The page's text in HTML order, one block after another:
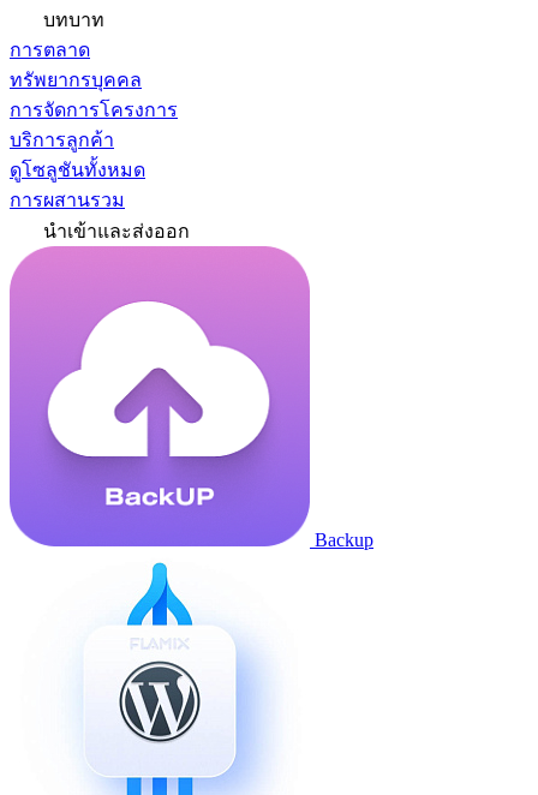
บทบาท
การตลาด
ทรัพยากรบุคคล
การจัดการโครงการ
บริการลูกค้า
ดูโซลูชันทั้งหมด
การผสานรวม
นำเข้าและส่งออก
Backup